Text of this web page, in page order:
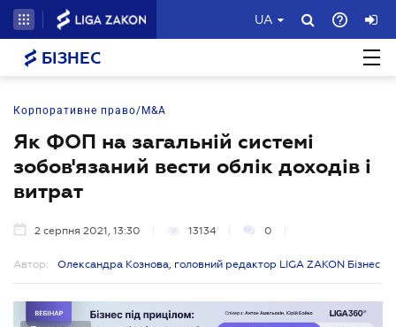
UA
БІЗНЕС
Корпоративне право/M&A
Як ФОП на загальній системі
зобов'язаний вести облік доходів і
витрат
2 серпня 2021, 13:30 13134 0
Автор: Олександра Кознова, головний редактор LIGA ZAKON Бізнес